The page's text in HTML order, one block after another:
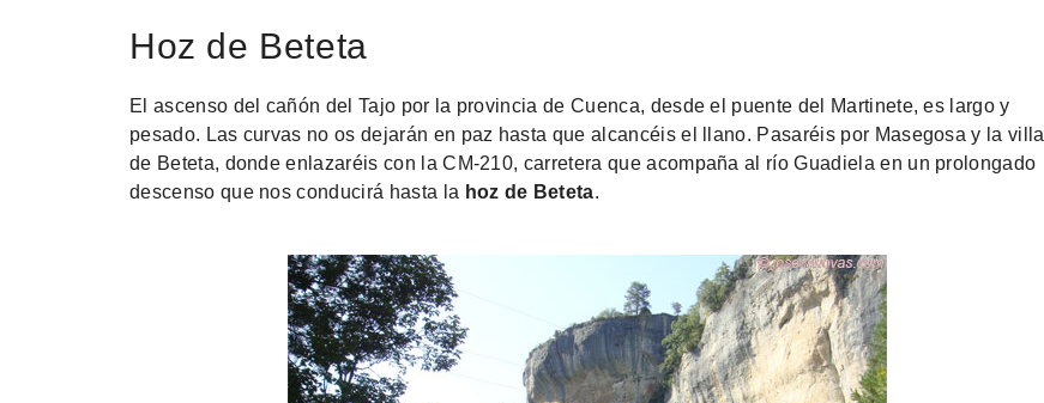
Hoz de Beteta
El ascenso del cañón del Tajo por la provincia de Cuenca, desde el puente del Martinete, es largo y
pesado. Las curvas no os dejarán en paz hasta que alcancéis el llano. Pasaréis por Masegosa y la villa
de Beteta, donde enlazaréis con la CM-210, carretera que acompaña al río Guadiela en un prolongado
descenso que nos conducirá hasta la hoz de Beteta.